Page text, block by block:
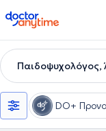
doctoranytime
DO+